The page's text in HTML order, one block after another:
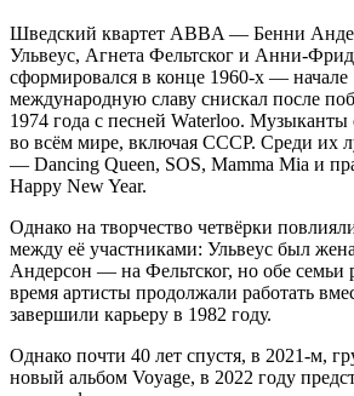
Шведский квартет ABBA — Бенни
Ульвеус, Агнета Фельтског и Анни-
сформировался в конце 1960-х — начале
международную славу снискал после
1974 года с песней Waterloo.
во всём мире, включая СССР. Среди их
— Dancing Queen, SOS, Mamma Mia и
Happy New Year.
Однако на творчество четвёрки
между её участниками: Ульвеус был
Андерсон — на Фельтског, но обе семьи
время артисты продолжали работать
завершили карьеру в 1982 году.
Однако почти 40 лет спустя, в 2021-м,
новый альбом Voyage, в 2022 году